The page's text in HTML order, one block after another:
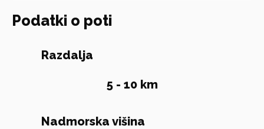
Podatki o poti
Razdalja
5 - 10 km
Nadmorska višina